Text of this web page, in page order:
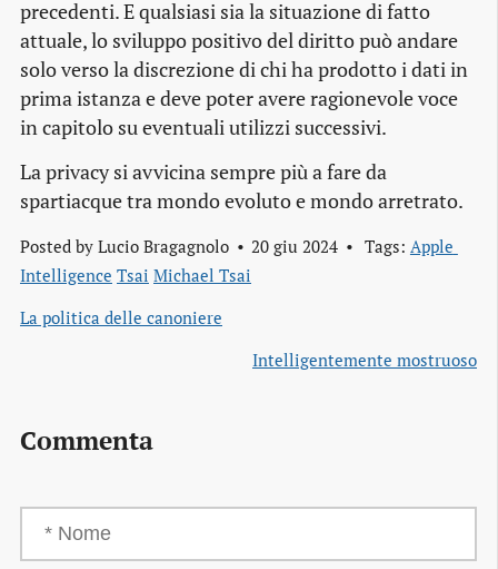
precedenti. E qualsiasi sia la situazione di fatto
attuale, lo sviluppo positivo del diritto può andare
solo verso la discrezione di chi ha prodotto i dati in
prima istanza e deve poter avere ragionevole voce
in capitolo su eventuali utilizzi successivi.
La privacy si avvicina sempre più a fare da
spartiacque tra mondo evoluto e mondo arretrato.
Posted by Lucio Bragagnolo 20 giu 2024 Tags: Apple
Intelligence Tsai Michael Tsai
La politica delle canoniere
Intelligentemente mostruoso
Commenta